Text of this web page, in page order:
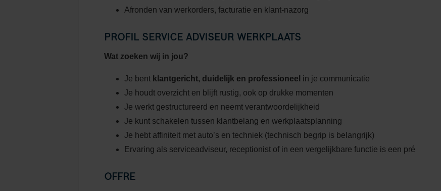
Afronden van werkorders, facturatie en klant-nazorg
PROFIL SERVICE ADVISEUR WERKPLAATS
Wat zoeken wij in jou?
Je bent klantgericht, duidelijk en professioneel in je communicatie
Je houdt overzicht en blijft rustig, ook op drukke momenten
Je werkt gestructureerd en neemt verantwoordelijkheid
Je kunt schakelen tussen klantbelang en werkplaatsplanning
Je hebt affiniteit met auto’s en techniek (technisch begrip is belangrijk)
Ervaring als serviceadviseur, receptionist of in een vergelijkbare functie is een pré
OFFRE